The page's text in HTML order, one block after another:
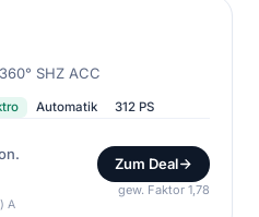
SHZ ACC
Automatik 312 PS
Zum Deal
gew. Faktor 1,78
A